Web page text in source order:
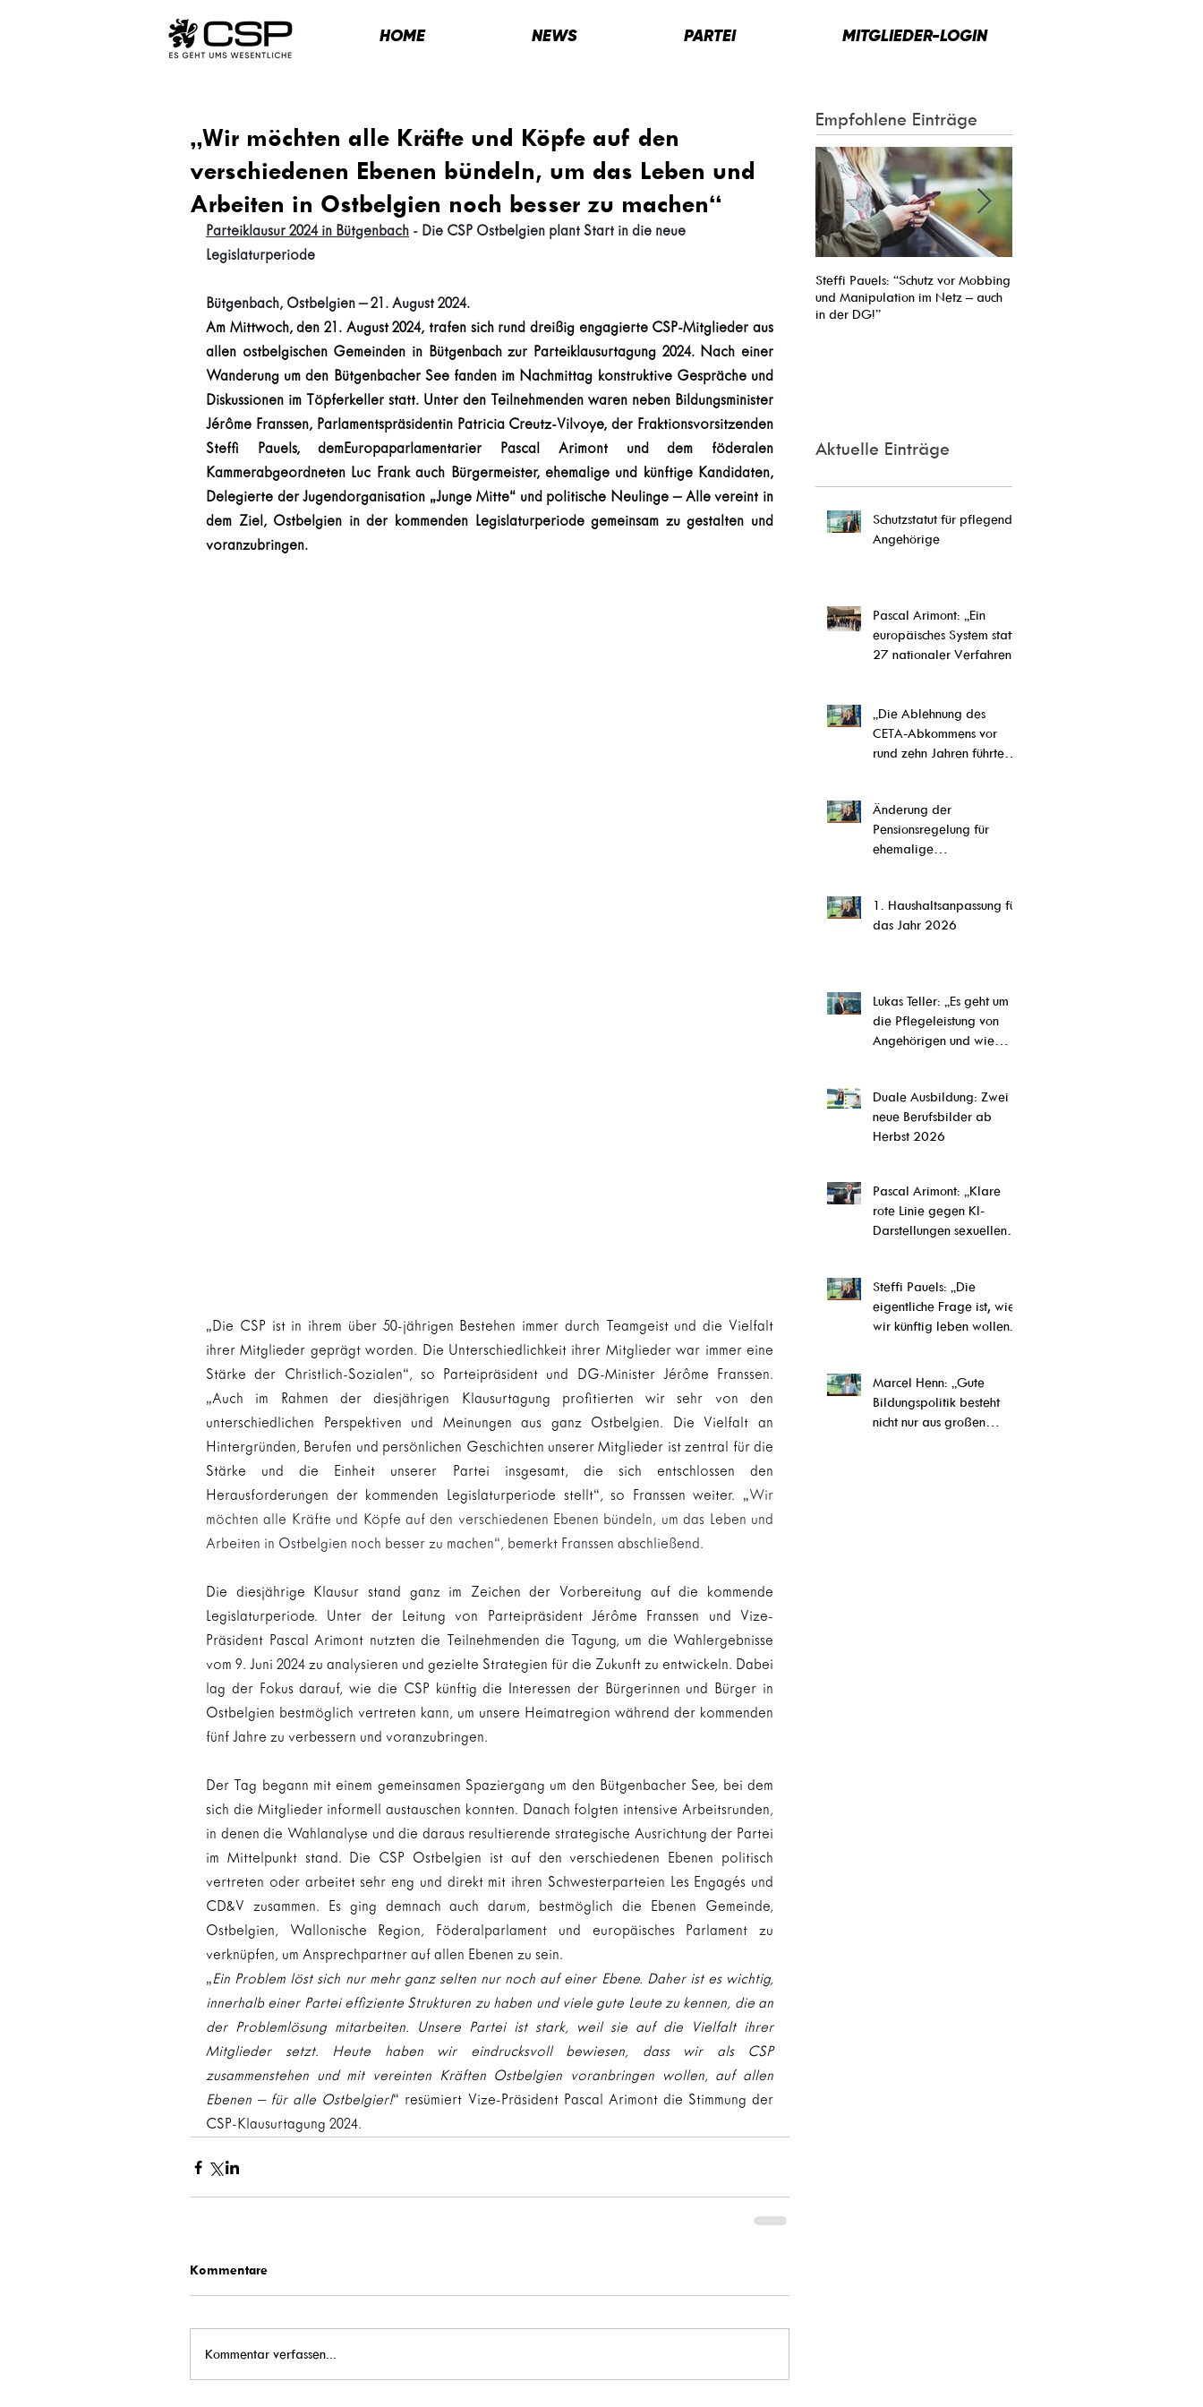
HOME NEWS PARTEI MITGLIEDER-LOGIN
„Wir möchten alle Kräfte und Köpfe auf den
verschiedenen Ebenen bündeln, um das Leben und
Arbeiten in Ostbelgien noch besser zu machen“
Parteiklausur 2024 in Bütgenbach - Die CSP Ostbelgien plant Start in die neue
Legislaturperiode
Bütgenbach, Ostbelgien – 21. August 2024.
Am Mittwoch, den 21. August 2024, trafen sich rund dreißig engagierte CSP-Mitglieder aus
allen ostbelgischen Gemeinden in Bütgenbach zur Parteiklausurtagung 2024. Nach einer
Wanderung um den Bütgenbacher See fanden im Nachmittag konstruktive Gespräche und
Diskussionen im Töpferkeller statt. Unter den Teilnehmenden waren neben Bildungsminister
Jérôme Franssen, Parlamentspräsidentin Patricia Creutz-Vilvoye, der Fraktionsvorsitzenden
Steffi Pauels, demEuropaparlamentarier Pascal Arimont und dem föderalen
Kammerabgeordneten Luc Frank auch Bürgermeister, ehemalige und künftige Kandidaten,
Delegierte der Jugendorganisation „Junge Mitte“ und politische Neulinge – Alle vereint in
dem Ziel, Ostbelgien in der kommenden Legislaturperiode gemeinsam zu gestalten und
voranzubringen.
„Die CSP ist in ihrem über 50-jährigen Bestehen immer durch Teamgeist und die Vielfalt
ihrer Mitglieder geprägt worden. Die Unterschiedlichkeit ihrer Mitglieder war immer eine
Stärke der Christlich-Sozialen“, so Parteipräsident und DG-Minister Jérôme Franssen.
„Auch im Rahmen der diesjährigen Klausurtagung profitierten wir sehr von den
unterschiedlichen Perspektiven und Meinungen aus ganz Ostbelgien. Die Vielfalt an
Hintergründen, Berufen und persönlichen Geschichten unserer Mitglieder ist zentral für die
Stärke und die Einheit unserer Partei insgesamt, die sich entschlossen den
Herausforderungen der kommenden Legislaturperiode stellt“, so Franssen weiter. „Wir
möchten alle Kräfte und Köpfe auf den verschiedenen Ebenen bündeln, um das Leben und
Arbeiten in Ostbelgien noch besser zu machen“, bemerkt Franssen abschließend.
Die diesjährige Klausur stand ganz im Zeichen der Vorbereitung auf die kommende
Legislaturperiode. Unter der Leitung von Parteipräsident Jérôme Franssen und Vize-
Präsident Pascal Arimont nutzten die Teilnehmenden die Tagung, um die Wahlergebnisse
vom 9. Juni 2024 zu analysieren und gezielte Strategien für die Zukunft zu entwickeln. Dabei
lag der Fokus darauf, wie die CSP künftig die Interessen der Bürgerinnen und Bürger in
Ostbelgien bestmöglich vertreten kann, um unsere Heimatregion während der kommenden
fünf Jahre zu verbessern und voranzubringen.
Der Tag begann mit einem gemeinsamen Spaziergang um den Bütgenbacher See, bei dem
sich die Mitglieder informell austauschen konnten. Danach folgten intensive Arbeitsrunden,
in denen die Wahlanalyse und die daraus resultierende strategische Ausrichtung der Partei
im Mittelpunkt stand. Die CSP Ostbelgien ist auf den verschiedenen Ebenen politisch
vertreten oder arbeitet sehr eng und direkt mit ihren Schwesterparteien Les Engagés und
CD&V zusammen. Es ging demnach auch darum, bestmöglich die Ebenen Gemeinde,
Ostbelgien, Wallonische Region, Föderalparlament und europäisches Parlament zu
verknüpfen, um Ansprechpartner auf allen Ebenen zu sein.
„Ein Problem löst sich nur mehr ganz selten nur noch auf einer Ebene. Daher ist es wichtig,
innerhalb einer Partei effiziente Strukturen zu haben und viele gute Leute zu kennen, die an
der Problemlösung mitarbeiten. Unsere Partei ist stark, weil sie auf die Vielfalt ihrer
Mitglieder setzt. Heute haben wir eindrucksvoll bewiesen, dass wir als CSP
zusammenstehen und mit vereinten Kräften Ostbelgien voranbringen wollen, auf allen
Ebenen – für alle Ostbelgier!“ resümiert Vize-Präsident Pascal Arimont die Stimmung der
CSP-Klausurtagung 2024.
Kommentare
Kommentar verfassen...
Empfohlene Einträge
Steffi Pauels: “Schutz vor Mobbing
und Manipulation im Netz – auch
in der DG!”
Aktuelle Einträge
Schutzstatut für pflegende
Angehörige
Pascal Arimont: „Ein
europäisches System statt
27 nationaler Verfahren“
„Die Ablehnung des
CETA-Abkommens vor
rund zehn Jahren führte
CETA,“ so Steffi Pauels
Änderung der
Pensionsregelung für
ehemalige
1. Haushaltsanpassung für
das Jahr 2026
Lukas Teller: „Es geht um
die Pflegeleistung von
Angehörigen und wie
Duale Ausbildung: Zwei
neue Berufsbilder ab
Herbst 2026
Pascal Arimont: „Klare
rote Linie gegen KI-
Darstellungen sexuellen
Steffi Pauels: „Die
eigentliche Frage ist, wie
wir künftig leben wollen.“
Marcel Henn: „Gute
Bildungspolitik besteht
nicht nur aus großen